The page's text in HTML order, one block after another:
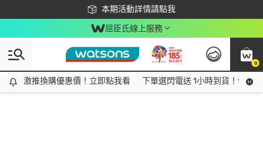
本期活動詳情請點我
下載app最高回饋$350
屈臣氏線上服務
0
激推換購優惠價！立即點我看
激推換購優惠價！立即點我看 下單選閃電送 1小時到貨！領神